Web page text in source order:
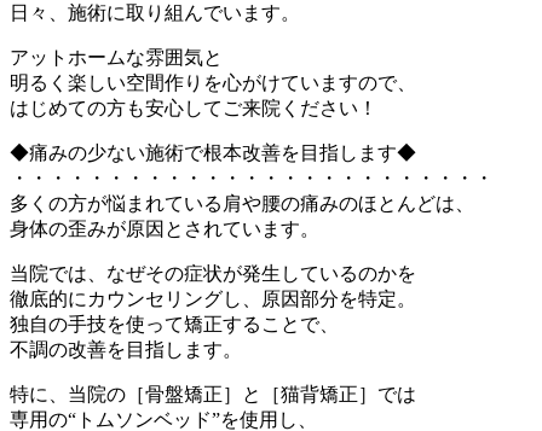
日々、施術に取り組んでいます。
アットホームな雰囲気と
明るく楽しい空間作りを心がけていますので、
はじめての方も安心してご来院ください！
◆痛みの少ない施術で根本改善を目指します◆
・・・・・・・・・・・・・・・・・・・・・・・・・
多くの方が悩まれている肩や腰の痛みのほとんどは、
身体の歪みが原因とされています。
当院では、なぜその症状が発生しているのかを
徹底的にカウンセリングし、原因部分を特定。
独自の手技を使って矯正することで、
不調の改善を目指します。
特に、当院の［骨盤矯正］と［猫背矯正］では
専用の“トムソンベッド”を使用し、